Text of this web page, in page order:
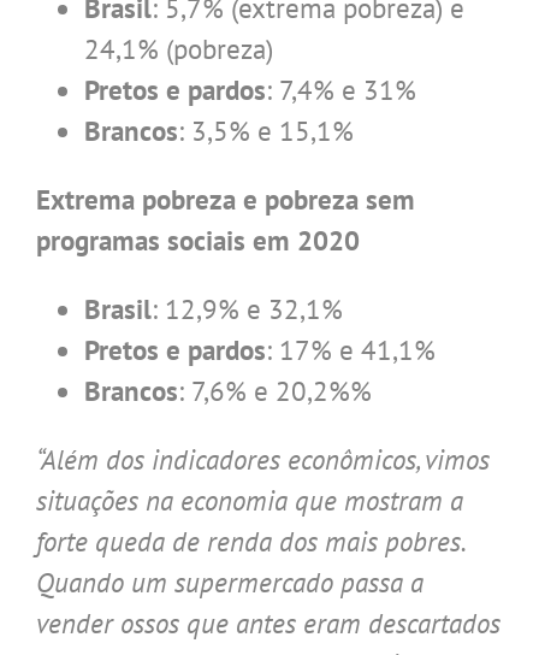
Brasil: 5,7% (extrema pobreza) e
24,1% (pobreza)
Pretos e pardos: 7,4% e 31%
Brancos: 3,5% e 15,1%
Extrema pobreza e pobreza sem
programas sociais em 2020
Brasil: 12,9% e 32,1%
Pretos e pardos: 17% e 41,1%
Brancos: 7,6% e 20,2%%
“Além dos indicadores econômicos, vimos
situações na economia que mostram a
forte queda de renda dos mais pobres.
Quando um supermercado passa a
vender ossos que antes eram descartados